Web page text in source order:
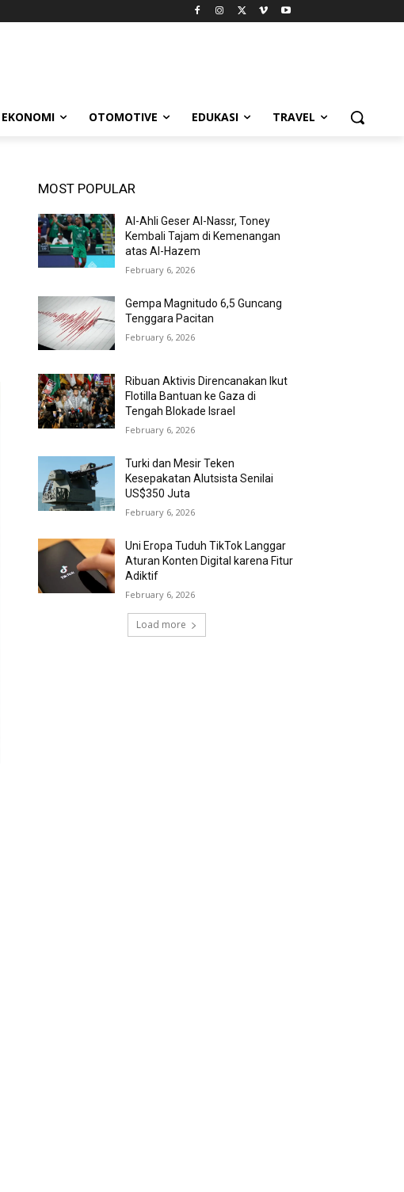
EKONOMI OTOMOTIVE EDUKASI TRAVEL
MOST POPULAR
Al-Ahli Geser Al-Nassr, Toney
Kembali Tajam di Kemenangan
atas Al-Hazem
February 6, 2026
Gempa Magnitudo 6,5 Guncang
Tenggara Pacitan
February 6, 2026
Ribuan Aktivis Direncanakan Ikut
Flotilla Bantuan ke Gaza di
Tengah Blokade Israel
February 6, 2026
Turki dan Mesir Teken
Kesepakatan Alutsista Senilai
US$350 Juta
February 6, 2026
Uni Eropa Tuduh TikTok Langgar
Aturan Konten Digital karena Fitur
Adiktif
February 6, 2026
Load more